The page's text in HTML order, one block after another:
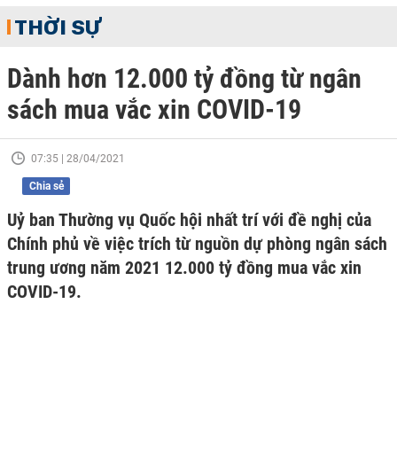
THỜI SỰ
Dành hơn 12.000 tỷ đồng từ ngân
sách mua vắc xin COVID-19
07:35 | 28/04/2021
Chia sẻ
Uỷ ban Thường vụ Quốc hội nhất trí với đề nghị của
Chính phủ về việc trích từ nguồn dự phòng ngân sách
trung ương năm 2021 12.000 tỷ đồng mua vắc xin
COVID-19.